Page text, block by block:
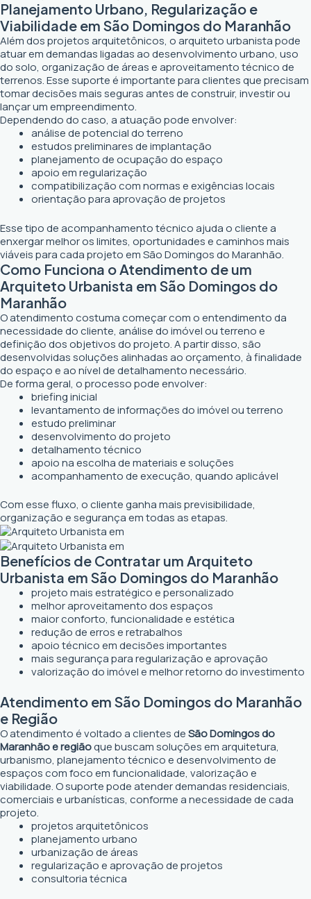
Planejamento Urbano, Regularização e
Viabilidade em São Domingos do Maranhão
Além dos projetos arquitetônicos, o arquiteto urbanista pode
atuar em demandas ligadas ao desenvolvimento urbano, uso
do solo, organização de áreas e aproveitamento técnico de
terrenos. Esse suporte é importante para clientes que precisam
tomar decisões mais seguras antes de construir, investir ou
lançar um empreendimento.
Dependendo do caso, a atuação pode envolver:
análise de potencial do terreno
estudos preliminares de implantação
planejamento de ocupação do espaço
apoio em regularização
compatibilização com normas e exigências locais
orientação para aprovação de projetos
Esse tipo de acompanhamento técnico ajuda o cliente a
enxergar melhor os limites, oportunidades e caminhos mais
viáveis para cada projeto em São Domingos do Maranhão.
Como Funciona o Atendimento de um
Arquiteto Urbanista em São Domingos do
Maranhão
O atendimento costuma começar com o entendimento da
necessidade do cliente, análise do imóvel ou terreno e
definição dos objetivos do projeto. A partir disso, são
desenvolvidas soluções alinhadas ao orçamento, à finalidade
do espaço e ao nível de detalhamento necessário.
De forma geral, o processo pode envolver:
briefing inicial
levantamento de informações do imóvel ou terreno
estudo preliminar
desenvolvimento do projeto
detalhamento técnico
apoio na escolha de materiais e soluções
acompanhamento de execução, quando aplicável
Com esse fluxo, o cliente ganha mais previsibilidade,
organização e segurança em todas as etapas.
Benefícios de Contratar um Arquiteto
Urbanista em São Domingos do Maranhão
projeto mais estratégico e personalizado
melhor aproveitamento dos espaços
maior conforto, funcionalidade e estética
redução de erros e retrabalhos
apoio técnico em decisões importantes
mais segurança para regularização e aprovação
valorização do imóvel e melhor retorno do investimento
Atendimento em São Domingos do Maranhão
e Região
O atendimento é voltado a clientes deSão Domingos do
Maranhão e regiãoque buscam soluções em arquitetura,
urbanismo, planejamento técnico e desenvolvimento de
espaços com foco em funcionalidade, valorização e
viabilidade. O suporte pode atender demandas residenciais,
comerciais e urbanísticas, conforme a necessidade de cada
projeto.
projetos arquitetônicos
planejamento urbano
urbanização de áreas
regularização e aprovação de projetos
consultoria técnica